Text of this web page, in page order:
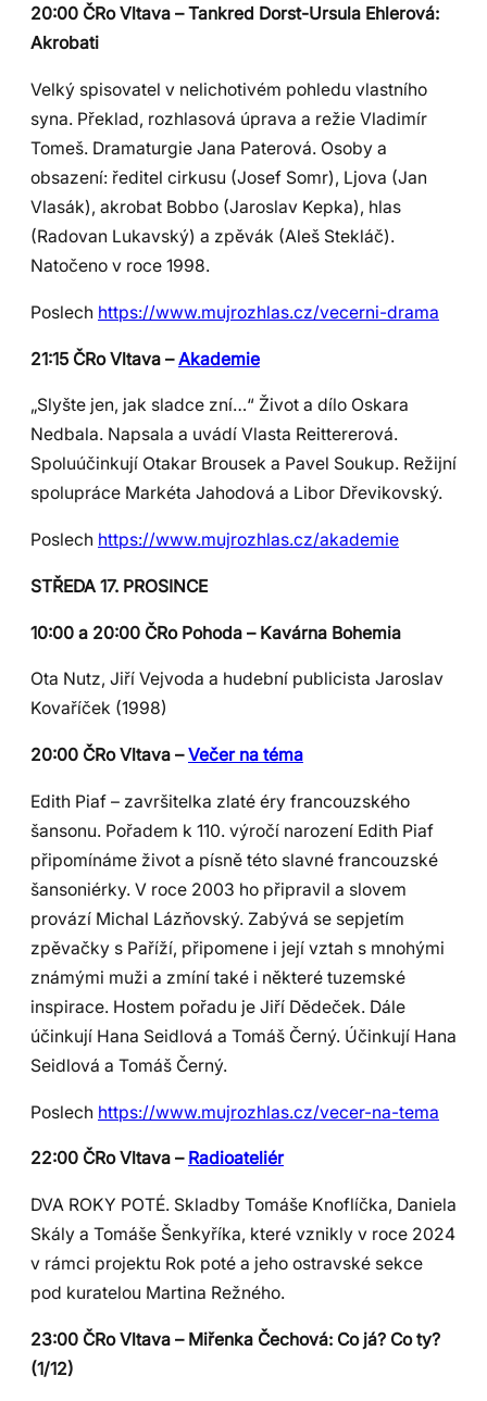
20:00 ČRo Vltava – Tankred Dorst-Ursula Ehlerová:
Akrobati
Velký spisovatel v nelichotivém pohledu vlastního
syna. Překlad, rozhlasová úprava a režie Vladimír
Tomeš. Dramaturgie Jana Paterová. Osoby a
obsazení: ředitel cirkusu (Josef Somr), Ljova (Jan
Vlasák), akrobat Bobbo (Jaroslav Kepka), hlas
(Radovan Lukavský) a zpěvák (Aleš Stekláč).
Natočeno v roce 1998.
Poslech https://www.mujrozhlas.cz/vecerni-drama
21:15 ČRo Vltava –Akademie
„Slyšte jen, jak sladce zní…“ Život a dílo Oskara
Nedbala. Napsala a uvádí Vlasta Reittererová.
Spoluúčinkují Otakar Brousek a Pavel Soukup. Režijní
spolupráce Markéta Jahodová a Libor Dřevikovský.
Poslech https://www.mujrozhlas.cz/akademie
STŘEDA 17. PROSINCE
10:00 a 20:00 ČRo Pohoda – Kavárna Bohemia
Ota Nutz, Jiří Vejvoda a hudební publicista Jaroslav
Kovaříček (1998)
20:00 ČRo Vltava –Večer na téma
Edith Piaf – završitelka zlaté éry francouzského
šansonu. Pořadem k 110. výročí narození Edith Piaf
připomínáme život a písně této slavné francouzské
šansoniérky. V roce 2003 ho připravil a slovem
provází Michal Lázňovský. Zabývá se sepjetím
zpěvačky s Paříží, připomene i její vztah s mnohými
známými muži a zmíní také i některé tuzemské
inspirace. Hostem pořadu je Jiří Dědeček. Dále
účinkují Hana Seidlová a Tomáš Černý. Účinkují Hana
Seidlová a Tomáš Černý.
Poslech https://www.mujrozhlas.cz/vecer-na-tema
22:00 ČRo Vltava – Radioateliér
DVA ROKY POTÉ. Skladby Tomáše Knoflíčka, Daniela
Skály a Tomáše Šenkyříka, které vznikly v roce 2024
v rámci projektu Rok poté a jeho ostravské sekce
pod kuratelou Martina Režného.
23:00 ČRo Vltava – Miřenka Čechová: Co já? Co ty?
(1/12)